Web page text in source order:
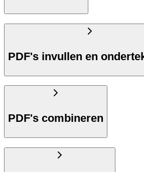
PDF's invullen en
PDF's combineren